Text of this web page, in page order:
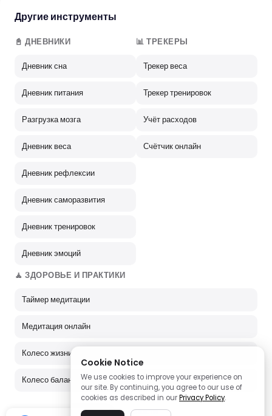
Cookie Notice
We use cookies to improve your experience on
our site. By continuing, you agree to our use of
cookies as described in ourPrivacy Policy.
Другие инструменты
📓 ДНЕВНИКИ
Дневник сна
Дневник питания
Разгрузка мозга
Дневник веса
Дневник рефлексии
Дневник саморазвития
Дневник тренировок
Дневник эмоций
📊 ТРЕКЕРЫ
Трекер веса
Трекер тренировок
Учёт расходов
Счётчик онлайн
🧘 ЗДОРОВЬЕ И ПРАКТИКИ
Таймер медитации
Медитация онлайн
Колесо жизни
Колесо баланса
→ Все инструменты продуктивности